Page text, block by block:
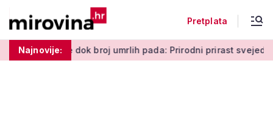
Pretplata
Najnovije:
broj umrlih pada: Prirodni prirast svejedno je negativan